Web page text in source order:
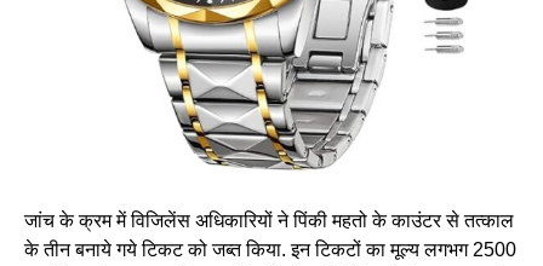
जांच के क्रम में विजिलेंस अधिकारियों ने पिंकी महतो के काउंटर से तत्काल
के तीन बनाये गये टिकट को जब्त किया. इन टिकटों का मूल्य लगभग 2500